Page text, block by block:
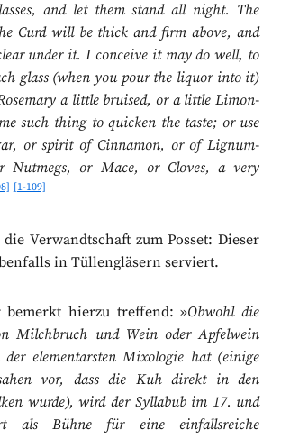
and let them stand all night. The
Curd will be thick and firm above, and
under it. I conceive it may do well, to
glass (when you pour the liquor into it)
a little bruised, or a little Limon-
such thing to quicken the taste; or use
or spirit of Cinnamon, or of Lignum-
Nutmegs, or Mace, or Cloves, a very
[1-109]
Verwandtschaft zum Posset: Dieser
in Tüllengläsern serviert.
hierzu treffend: »Obwohl die
Milchbruch und Wein oder Apfelwein
elementarsten Mixologie hat (einige
vor, dass die Kuh direkt in den
wurde), wird der Syllabub im 17. und
als Bühne für eine einfallsreiche